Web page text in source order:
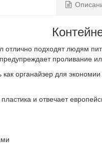
отлично подходят людям
проливание
как органайзер для
и отвечает